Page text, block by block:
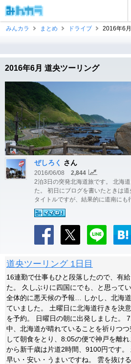
みんカラ
まとめ ドライブ 2016年6
2016年6月 道央ツーリング
ぜしろく さん
2016/06/08
2,844
2泊3日の突発北海道旅です。 北海
た。 初日にブログを書いたときは
タイトルですが、結果的に道南にも
道央ツーリング 1日目
16連勤で仕事もひと段落したので、有
た。 久しぶりに四国にでも、と思って
全体的に悪天候の予報… しかし、北海
ていました。 土曜日に北海道行きを決
を予約。 日曜日の朝に出発しました。
中、北海道が晴れていることを祈りつ
して朝食をとり、8:05の便で神戸を離
から新千歳は片道2時間、9100円です。
早い・安い・うまいですね。 雲を抜け